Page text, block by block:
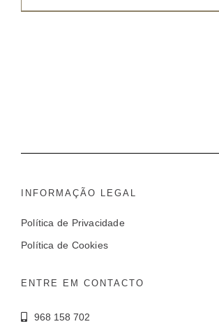
INFORMAÇÃO LEGAL
Política de Privacidade
Política de Cookies
ENTRE EM CONTACTO
968 158 702